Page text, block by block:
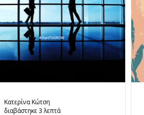
Κατερίνα Κώτση
διαβάστηκε 3 λεπτά